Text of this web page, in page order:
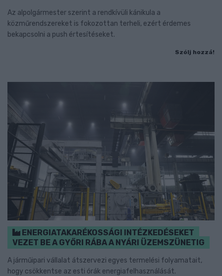
Az alpolgármester szerint a rendkívüli kánikula a
közműrendszereket is fokozottan terheli, ezért érdemes
bekapcsolni a push értesítéseket.
Szólj hozzá!
ENERGIATAKARÉKOSSÁGI INTÉZKEDÉSEKET
VEZET BE A GYŐRI RÁBA A NYÁRI ÜZEMSZÜNETIG
A járműipari vállalat átszervezi egyes termelési folyamatait,
hogy csökkentse az esti órák energiafelhasználását.